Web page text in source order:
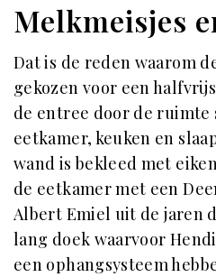
Melkmeisjes
Dat is de reden waarom
gekozen voor een
de entree door de ruimte
eetkamer, keuken en
wand is bekleed met
de eetkamer met een
Albert Emiel uit de jaren
lang doek waarvoor
een ophangsysteem